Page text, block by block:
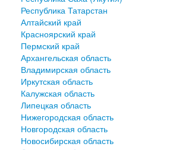
Республика Татарстан
Алтайский край
Красноярский край
Пермский край
Архангельская область
Владимирская область
Иркутская область
Калужская область
Липецкая область
Нижегородская область
Новгородская область
Новосибирская область